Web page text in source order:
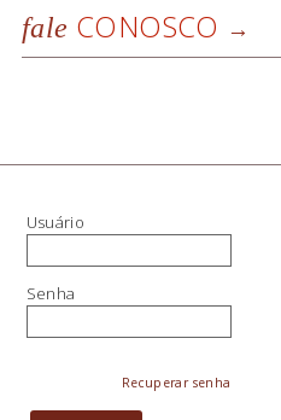
fale CONOSCO
Usuário
Senha
Recuperar senha